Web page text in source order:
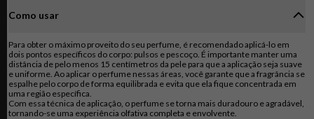
Como usar
Para obter o máximo proveito do seu perfume, é recomendado aplicá-lo em
dois pontos específicos do corpo: pulsos e pescoço. É importante manter uma
distância de pelo menos 15 centímetros da pele para que a aplicação seja suave
e uniforme. Ao aplicar o perfume nessas áreas, você garante que a fragrância se
espalhe pelo corpo de forma equilibrada e evita que ela fique concentrada em
uma região específica.
Com essa técnica de aplicação, o perfume se torna mais duradouro e agradável,
tornando-se uma experiência olfativa completa e envolvente.